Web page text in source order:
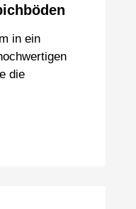
in ein
die